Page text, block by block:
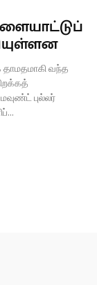
தாமதமாகி வந்த